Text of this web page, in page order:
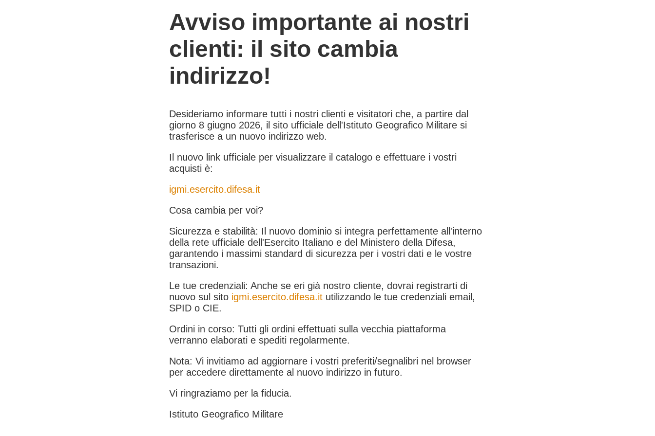
Avviso importante ai nostri
clienti: il sito cambia
indirizzo!
Desideriamo informare tutti i nostri clienti e visitatori che, a partire dal
giorno 8 giugno 2026, il sito ufficiale dell'Istituto Geografico Militare si
trasferisce a un nuovo indirizzo web.
Il nuovo link ufficiale per visualizzare il catalogo e effettuare i vostri
acquisti è:
igmi.esercito.difesa.it
Cosa cambia per voi?
Sicurezza e stabilità: Il nuovo dominio si integra perfettamente all'interno
della rete ufficiale dell'Esercito Italiano e del Ministero della Difesa,
garantendo i massimi standard di sicurezza per i vostri dati e le vostre
transazioni.
Le tue credenziali: Anche se eri già nostro cliente, dovrai registrarti di
nuovo sul sito igmi.esercito.difesa.it utilizzando le tue credenziali email,
SPID o CIE.
Ordini in corso: Tutti gli ordini effettuati sulla vecchia piattaforma
verranno elaborati e spediti regolarmente.
Nota: Vi invitiamo ad aggiornare i vostri preferiti/segnalibri nel browser
per accedere direttamente al nuovo indirizzo in futuro.
Vi ringraziamo per la fiducia.
Istituto Geografico Militare